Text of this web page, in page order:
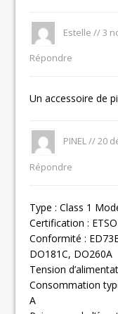
Estelle //3
Répondre
Un accessoire de
PINEL //20
Répondre
Type : Class 1
Certification :
Conformité :
DO181C, DO260A
Tension
Consommation
A